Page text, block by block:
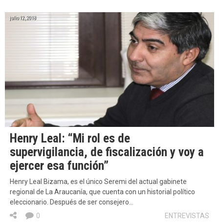
julio 12, 2018
Henry Leal: “Mi rol es de
supervigilancia, de fiscalización y voy a
ejercer esa función”
Henry Leal Bizama, es el único Seremi del actual gabinete
regional de La Araucanía, que cuenta con un historial político
eleccionario. Después de ser consejero…
ENTREVISTAS
0